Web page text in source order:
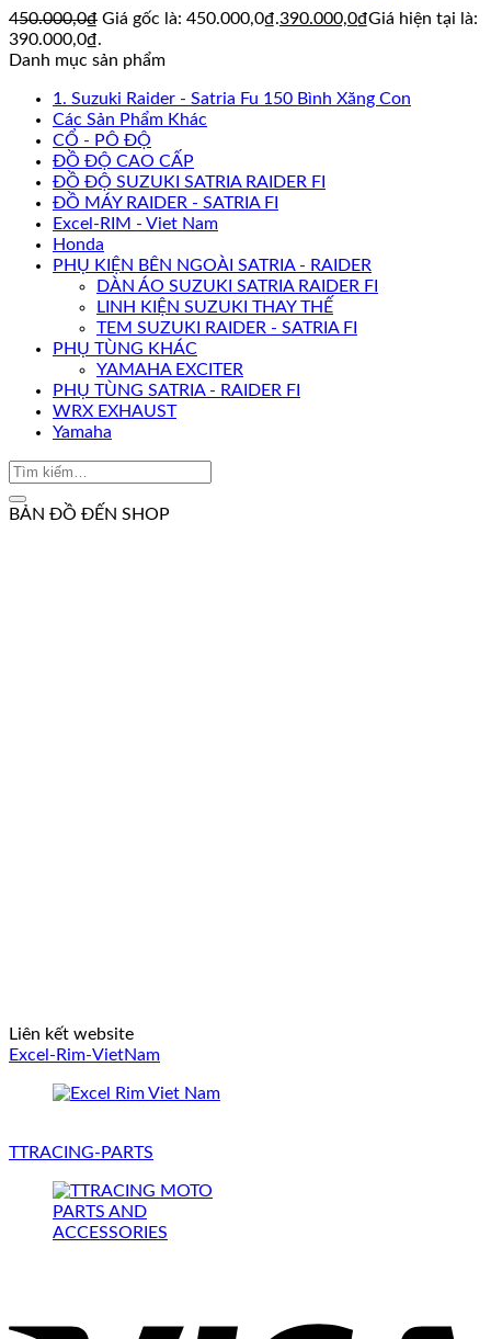
450.000,0₫ Giá gốc là: 450.000,0₫.390.000,0₫Giá hiện tại là:
390.000,0₫.
Danh mục sản phẩm
1. Suzuki Raider - Satria Fu 150 Bình Xăng Con
Các Sản Phẩm Khác
CỔ - PÔ ĐỘ
ĐỒ ĐỘ CAO CẤP
ĐỒ ĐỘ SUZUKI SATRIA RAIDER FI
ĐỒ MÁY RAIDER - SATRIA FI
Excel-RIM - Viet Nam
Honda
PHỤ KIỆN BÊN NGOÀI SATRIA - RAIDER
DÀN ÁO SUZUKI SATRIA RAIDER FI
LINH KIỆN SUZUKI THAY THẾ
TEM SUZUKI RAIDER - SATRIA FI
PHỤ TÙNG KHÁC
YAMAHA EXCITER
PHỤ TÙNG SATRIA - RAIDER FI
WRX EXHAUST
Yamaha
BẢN ĐỒ ĐẾN SHOP
Liên kết website
Excel-Rim-VietNam
TTRACING-PARTS